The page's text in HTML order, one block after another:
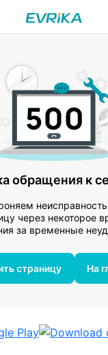
обращения к
через некоторое
за временные
страницу На